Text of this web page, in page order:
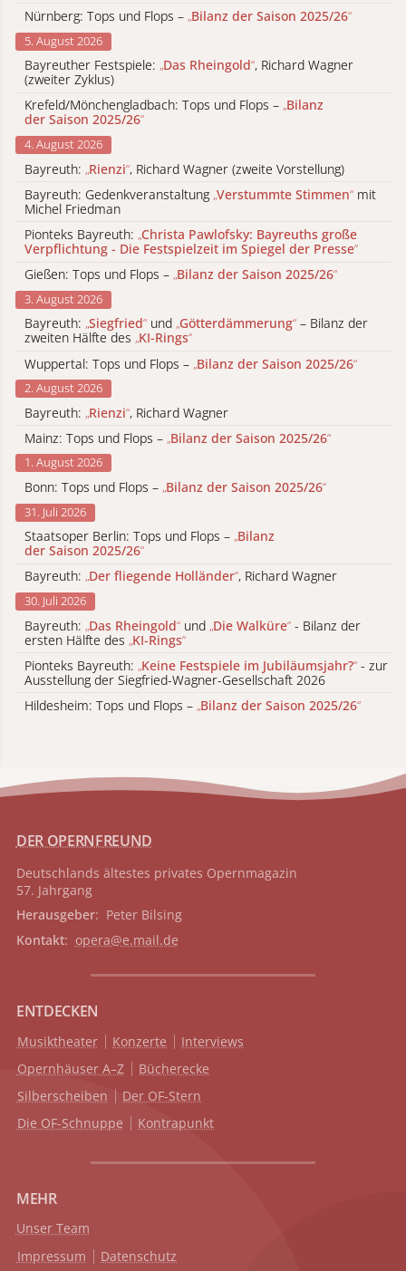
Nürnberg: Tops und Flops – „Bilanz der Saison 2025/26“
5. August 2026
Bayreuther Festspiele: „Das Rheingold“, Richard Wagner
(zweiter Zyklus)
Krefeld/Mönchengladbach: Tops und Flops – „Bilanz
der Saison 2025/26“
4. August 2026
Bayreuth: „Rienzi“, Richard Wagner (zweite Vorstellung)
Bayreuth: Gedenkveranstaltung „Verstummte Stimmen“ mit
Michel Friedman
Pionteks Bayreuth: „Christa Pawlofsky: Bayreuths große
Verpflichtung - Die Festspielzeit im Spiegel der Presse“
Gießen: Tops und Flops – „Bilanz der Saison 2025/26“
3. August 2026
Bayreuth: „Siegfried“ und „Götterdämmerung“ – Bilanz der
zweiten Hälfte des „KI-Rings“
Wuppertal: Tops und Flops – „Bilanz der Saison 2025/26“
2. August 2026
Bayreuth: „Rienzi“, Richard Wagner
Mainz: Tops und Flops – „Bilanz der Saison 2025/26“
1. August 2026
Bonn: Tops und Flops – „Bilanz der Saison 2025/26“
31. Juli 2026
Staatsoper Berlin: Tops und Flops – „Bilanz
der Saison 2025/26“
Bayreuth: „Der fliegende Holländer“, Richard Wagner
30. Juli 2026
Bayreuth: „Das Rheingold“ und „Die Walküre“ - Bilanz der
ersten Hälfte des „KI-Rings“
Pionteks Bayreuth: „Keine Festspiele im Jubiläumsjahr?“ - zur
Ausstellung der Siegfried-Wagner-Gesellschaft 2026
Hildesheim: Tops und Flops – „Bilanz der Saison 2025/26“
DER OPERNFREUND
Deutschlands ältestes privates Opernmagazin
57. Jahrgang
Herausgeber: Peter Bilsing
Kontakt: opera@e.mail.de
ENTDECKEN
Musiktheater Konzerte
Interviews
Opernhäuser A–Z
Bücherecke
Silberscheiben
Der OF-Stern
Die OF-Schnuppe
Kontrapunkt
MEHR
Unser Team
Impressum
Datenschutz